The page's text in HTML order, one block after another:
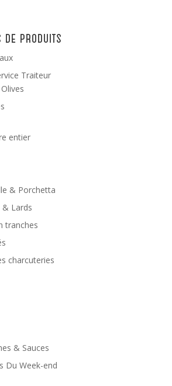
de produits
Traiteur
entier
& Porchetta
& Lards
tranches
charcuteries
& Sauces
Du Week-end